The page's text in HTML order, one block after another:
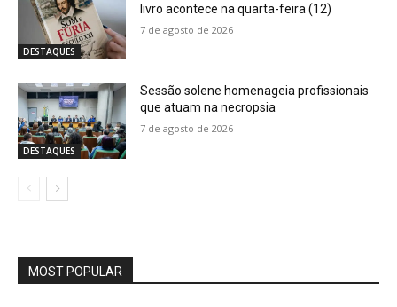
DESTAQUES
livro acontece na quarta-feira (12)
7 de agosto de 2026
DESTAQUES
Sessão solene homenageia profissionais
que atuam na necropsia
7 de agosto de 2026
MOST POPULAR